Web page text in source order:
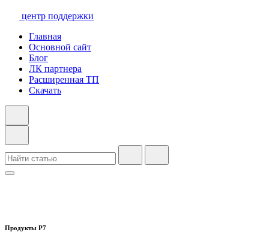
центр поддержки
Главная
Основной сайт
Блог
ЛК партнера
Расширенная ТП
Скачать
Продукты Р7